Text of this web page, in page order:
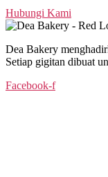
Hubungi Kami
Dea Bakery
Setiap gigitan dibuat
Facebook-f